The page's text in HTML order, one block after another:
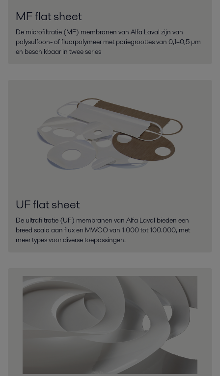
MF flat sheet
De microfiltratie (MF) membranen van Alfa Laval zijn van
polysulfoon- of fluorpolymeer met poriegroottes van 0,1–0,5 µm
en beschikbaar in twee series
UF flat sheet
De ultrafiltratie (UF) membranen van Alfa Laval bieden een
breed scala aan flux en MWCO van 1.000 tot 100.000, met
meer types voor diverse toepassingen.